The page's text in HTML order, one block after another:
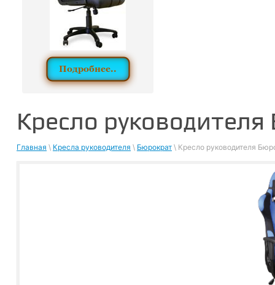
Кресло
Главная \ Кресла руководителя \ Бюрократ \ Кресло руководителя